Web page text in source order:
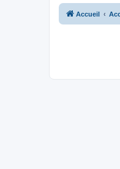
Accueil